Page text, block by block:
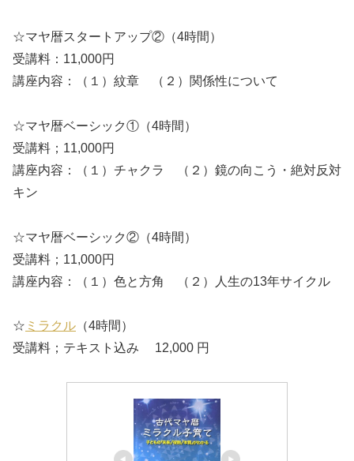
☆マヤ暦スタートアップ②（4時間）
受講料：11,000円
講座内容：（１）紋章 （２）関係性について
☆マヤ暦ベーシック①（4時間）
受講料；11,000円
講座内容：（１）チャクラ （２）鏡の向こう・絶対反対
キン
☆マヤ暦ベーシック②（4時間）
受講料；11,000円
講座内容：（１）色と方角 （２）人生の13年サイクル
☆ ミラクル （4時間）
受講料；テキスト込み 12,000 円